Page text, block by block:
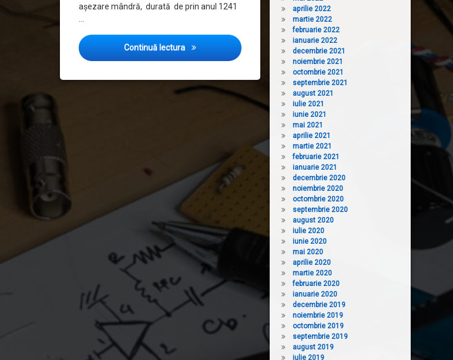
așezare mândră, durată de prin anul 1241
Continuă lectura Summitul de Bistrița – Ediția 2019
aprilie 2022
martie 2022
februarie 2022
ianuarie 2022
decembrie 2021
noiembrie 2021
octombrie 2021
septembrie 2021
august 2021
iulie 2021
iunie 2021
mai 2021
aprilie 2021
martie 2021
februarie 2021
ianuarie 2021
decembrie 2020
noiembrie 2020
octombrie 2020
septembrie 2020
august 2020
iulie 2020
iunie 2020
mai 2020
aprilie 2020
martie 2020
februarie 2020
ianuarie 2020
decembrie 2019
noiembrie 2019
octombrie 2019
septembrie 2019
august 2019
iulie 2019